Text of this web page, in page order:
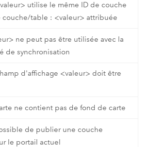
utilise le même ID de couche
couche/table : <valeur> attribuée
ne peut pas être utilisée avec la
de synchronisation
d'affichage <valeur> doit être
ne contient pas de fond de carte
de publier une couche
le portail actuel